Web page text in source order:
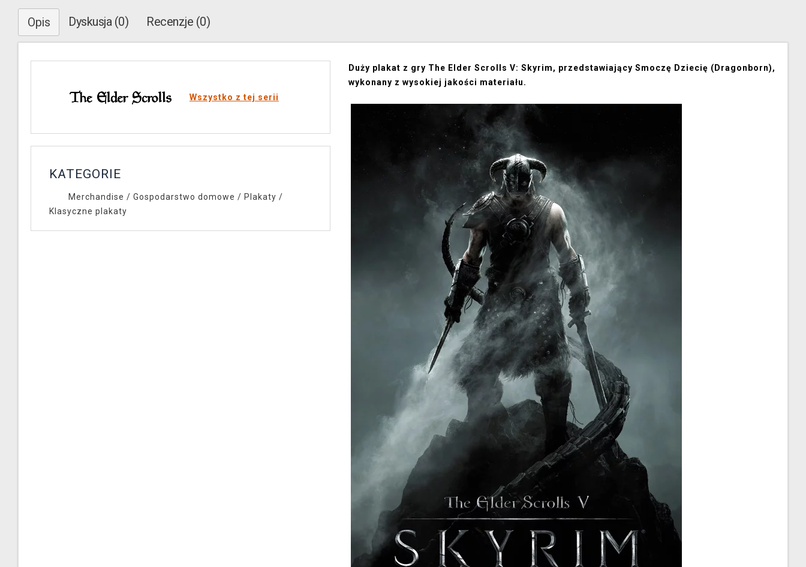
Opis Dyskusja (0) Recenzje (0)
Wszystko z tej serii
KATEGORIE
Merchandise / Gospodarstwo domowe / Plakaty /
Klasyczne plakaty
Duży plakat z gry The Elder Scrolls V: Skyrim, przedstawiający Smoczę Dziecię (Dragonborn),
wykonany z wysokiej jakości materiału.